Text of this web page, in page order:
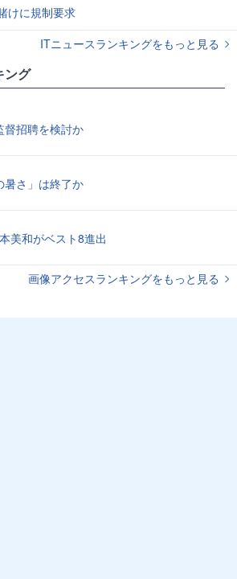
けに規制要求
ITニュースランキングをもっと見る
ング
督招聘を検討か
暑さ」は終了か
美和がベスト8進出
画像アクセスランキングをもっと見る